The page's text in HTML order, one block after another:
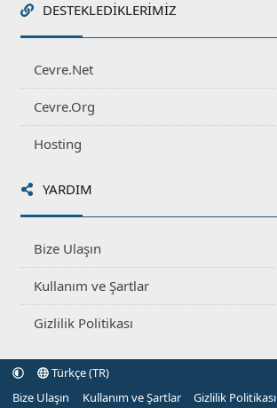
DESTEKLEDIKLERIMIZ
Cevre.Net
Cevre.Org
Hosting
YARDIM
Bize Ulaşın
Kullanım ve Şartlar
Gizlilik Politikası
Türkçe (TR)
Bize Ulaşın
Kullanım ve Şartlar Gizlilik Politikası